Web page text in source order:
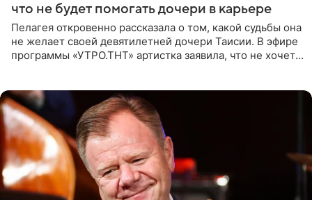
что не будет помогать дочери в карьере
Пелагея откровенно рассказала о том, какой судьбы она
не желает своей девятилетней дочери Таисии. В эфире
программы «УТРО.ТНТ» артистка заявила, что не хочет